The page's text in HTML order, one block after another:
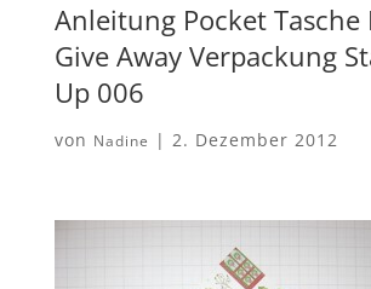
Anleitung Pocket Tasche
Give Away Verpackung
Up 006
von Nadine | 2. Dezember 2012